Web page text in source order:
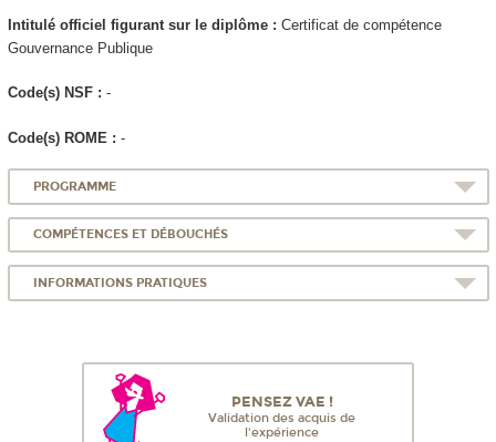
Intitulé officiel figurant sur le diplôme : Certificat de compétence
Gouvernance Publique
Code(s) NSF : -
Code(s) ROME : -
PROGRAMME
COMPÉTENCES ET DÉBOUCHÉS
INFORMATIONS PRATIQUES
PENSEZ VAE !
Validation des acquis de
l'expérience